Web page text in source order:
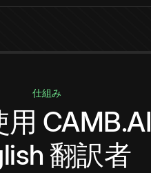
仕組み
用 CAMB.AI
翻訳者